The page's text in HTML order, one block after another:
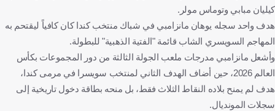
كيليان مبابي وتوماس مولر.
هدف واحد سجله يوهان مانزامبي في شباك منتخب كندا كان كافياً ليقتحم به
المهاجم السويسري الشاب قائمة "الفتية الذهبية" للبطولة.
وأشعل مانزامبي مدرجات ملعب الجولة الثالثة من دور المجموعات بكأس
العالم 2026، حين أضاف الهدف الثاني لمنتخب سويسرا في مرمى كندا،
هدف لم يمنح بلاده النقاط الثلاث فقط، بل منحه بطاقة دخول تاريخية إلى
سجلات المونديال.